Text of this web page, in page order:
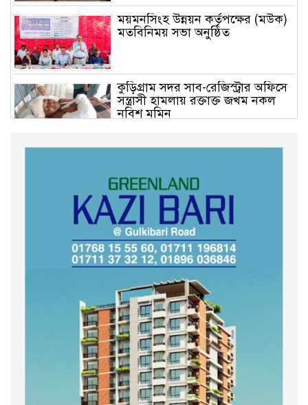
ময়মনসিংহ উন্নয়ন কর্তৃপক্ষের (মউক)
মতবিনিময় সভা অনুষ্ঠিত
কুড়িগ্রাম সদর সাব-রেজিস্ট্রার অফিসে
সন্ত্রাসী হামলায় রক্তাক্ত জখম নকল
নবিশ মমিন
অনুষ্ঠিত
কুড়িগ্রাম কৃষি বিশ্ববিদ্যালয়ের স্থায়ী
ক্যাম্পাস নির্মাণে ইউজিসির সমন্বয়
সভা অনুষ্ঠিত
শহীদদের অসম্পূর্ণ মিশন সম্পন্ন করে
তবেই আমরা তৃপ্তিভোজন করব-
মুফতি আলী হাসান উসামা
দেশ গড়তে জুলাই জাগরণ’ কর্মসূচির
অংশ হিসেবে এনসিপির জুলাই
পথসভসায়- নাসীরুদ্দীন পাটওয়ারী